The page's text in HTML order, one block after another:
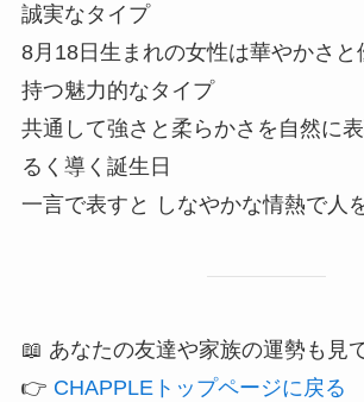
誠実なタイプ
8月18日生まれの女性は華やかさ
持つ魅力的なタイプ
共通して強さと柔らかさを自然に
るく導く誕生日
一言で表すと しなやかな情熱で人
📖 あなたの友達や家族の運勢も見
👉 CHAPPLEトップページに戻る